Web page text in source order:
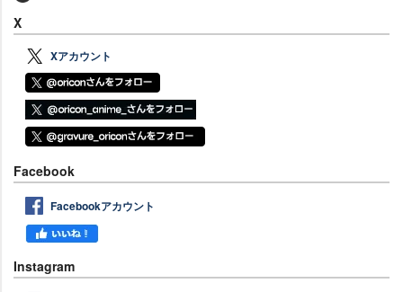
X
Xアカウント
Facebook
Facebookアカウント
Instagram